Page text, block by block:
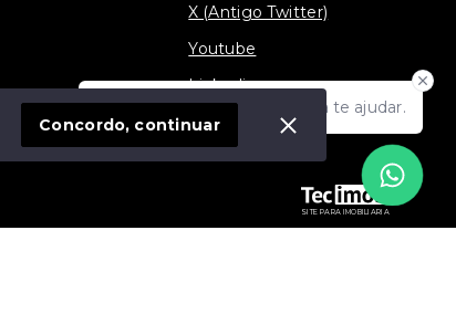
X (Antigo Twitter)
Youtube
Linkedin
TikTok
SITE PARA IMOBILIARIA
Olá! Estamos disponíveis para te ajudar.
Concordo, continuar